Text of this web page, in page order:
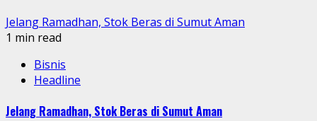
Jelang Ramadhan, Stok Beras di Sumut Aman
1 min read
Bisnis
Headline
Jelang Ramadhan, Stok Beras di Sumut Aman